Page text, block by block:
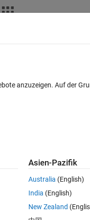
Melden Sie
anzeigen
am 28 Mai
anzuzeigen. Auf der
Asien-Pazifik
Australia (English)
India (English)
New Zealand